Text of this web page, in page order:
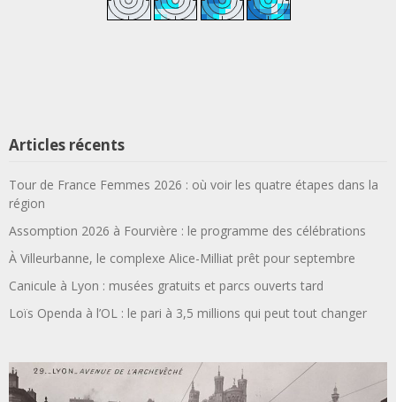
Articles récents
Tour de France Femmes 2026 : où voir les quatre étapes dans la
région
Assomption 2026 à Fourvière : le programme des célébrations
À Villeurbanne, le complexe Alice-Milliat prêt pour septembre
Canicule à Lyon : musées gratuits et parcs ouverts tard
Loïs Openda à l’OL : le pari à 3,5 millions qui peut tout changer